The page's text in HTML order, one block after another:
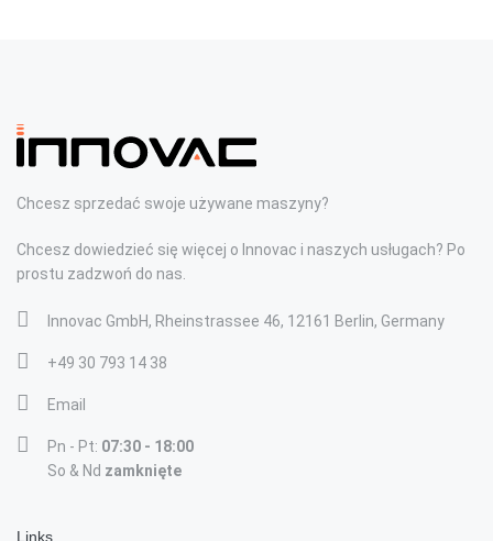
Chcesz sprzedać swoje używane maszyny?
Chcesz dowiedzieć się więcej o Innovac i naszych usługach? Po
prostu zadzwoń do nas.
Innovac GmbH, Rheinstrassee 46, 12161 Berlin, Germany
+49 30 793 14 38
Email
Pn - Pt: 07:30 - 18:00
So & Nd zamknięte
Links